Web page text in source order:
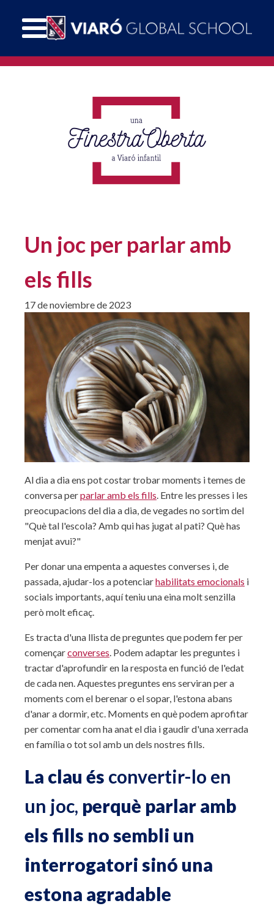
Un joc per parlar amb
els fills
17 de noviembre de 2023
Al dia a dia ens pot costar trobar moments i temes de
conversa perparlar amb els fills. Entre les presses i les
preocupacions del dia a dia, de vegades no sortim del
"Què tal l'escola? Amb qui has jugat al pati? Què has
menjat avui?"
Per donar una empenta a aquestes converses i, de
passada, ajudar-los a potenciarhabilitats emocionals i
socials importants, aquí teniu una eina molt senzilla
però molt eficaç.
Es tracta d'una llista de preguntes que podem fer per
començarconverses. Podem adaptar les preguntes i
tractar d'aprofundir en la resposta en funció de l'edat
de cada nen. Aquestes preguntes ens serviran per a
moments com el berenar o el sopar, l'estona abans
d'anar a dormir, etc. Moments en què podem aprofitar
per comentar com ha anat el dia i gaudir d'una xerrada
en família o tot sol amb un dels nostres fills.
La clau és convertir-lo en
un joc, perquè parlar amb
els fills no sembli un
interrogatori sinó una
estona agradable